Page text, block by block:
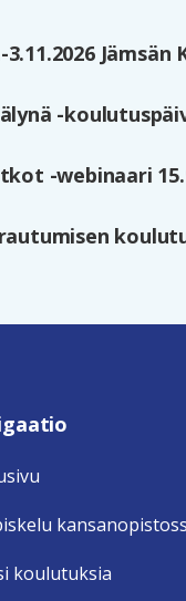
-
-webinaari
koulutuksia